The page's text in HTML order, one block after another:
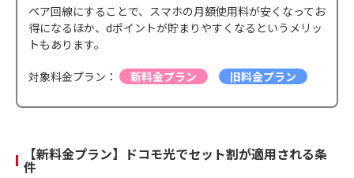
ペア回線にすることで、スマホの月額使用料が安くなってお
得になるほか、dポイントが貯まりやすくなるというメリッ
トもあります。
対象料金プラン： 新料金プラン 旧料金プラン
【新料金プラン】ドコモ光でセット割が適用される条
件